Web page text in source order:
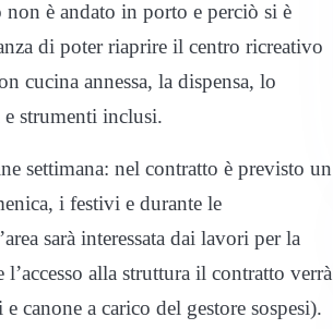
non è andato in porto e perciò si è
di poter riaprire il centro ricreativo
cucina annessa, la dispensa, lo
e strumenti inclusi.
settimana: nel contratto è previsto un
i festivi e durante le
sarà interessata dai lavori per la
alla struttura il contratto verrà
canone a carico del gestore sospesi).